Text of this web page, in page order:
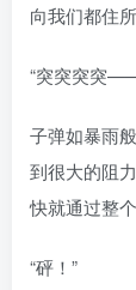
向我们都住所
“突突突突
子弹如暴雨
到很大的阻
快就通过整
“砰！”